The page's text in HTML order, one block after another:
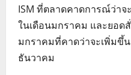
ISM ที่ตลาดคาดการณ์ว่าจ
ในเดือนมกราคม และยอด
มกราคมที่คาดว่าจะเพิ่มขึ้น
ธันวาคม